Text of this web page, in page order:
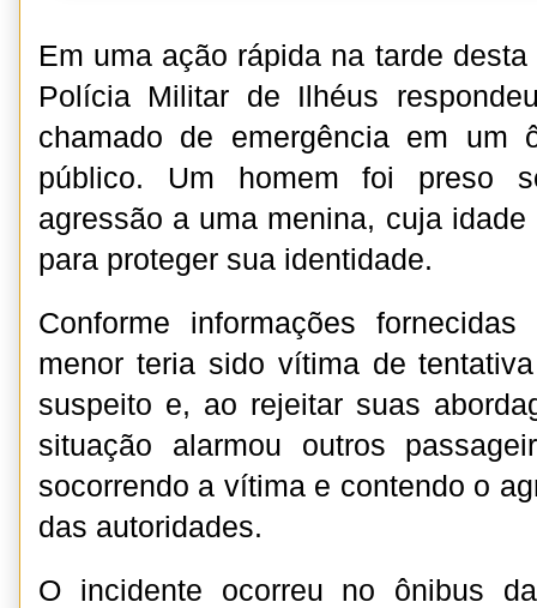
Em uma ação rápida na tarde
Polícia Militar de Ilhéus
chamado de emergência em um
público. Um homem foi preso
agressão a uma menina, cuja
para proteger sua identidade.
Conforme informações
menor teria sido vítima de
suspeito e, ao rejeitar suas
situação alarmou outros
socorrendo a vítima e contendo o
das autoridades.
O incidente ocorreu no ônibus